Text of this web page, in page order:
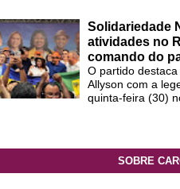
Solidariedade
atividades no
comando do
O partido
Allyson com a
quinta-feira (30)
SOBRE